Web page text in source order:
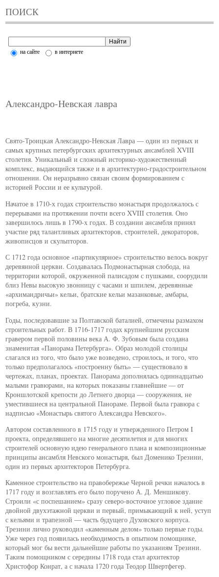
ПОИСК
на сайте в интернете
Александро-Невская лавра
Свято-Троицкая Александро-Невская Лавра — один из первых и
самых крупных петербургских архитектурных ансамблей XVIII
столетия. Уникальный и сложный историко-художественный
комплекс, выдающийся также и в архитектурно-градостроительном
отношении. Он неразрывно связан своим формированием с
историей России и ее культурой.
Начатое в 1710-х годах строительство монастыря продолжалось с
перерывами на протяжении почти всего XVIII столетия. Оно
завершилось лишь в 1790-х годах. В создании ансамбля принял
участие ряд талантливых архитекторов, строителей, декораторов,
живописцов и скульпторов.
С 1712 года основное «партикулярное» строительство велось вокруг
деревянной церкви. Создавалась Подмонастырная слобода, на
территории которой, окруженной палисадом с пушками, соорудили
близ Невы высокую звонницу с часами и шпилем, деревянные
«архимандричьи» кельи, братские кельи мазанковые, амбары,
погреба, кузни.
Годы, последовавшие за Полтавской баталией, отмечены размахом
строительных работ. В 1716-1717 годах крупнейшим русским
гравером первой половины века А. Ф. Зубовым была создана
знаменитая «Панорама Петербурга». Образ молодой столицы
слагался из того, что было уже возведено, строилось, и того, что
только предполагалось «построенну быть» — существовало в
чертежах, планах, проектах. Панорама дополнялась одиннадцатью
малыми гравюрами, на которых показаны главнейшие — от
Кроншлотской крепости до Летнего дворца — сооружения, не
уместившиеся на центральной Панораме. Первой была гравюра с
надписью «Монастырь святого Александра Невского».
Автором составленного в 1715 году и утвержденного Петром I
проекта, определявшего на многие десятилетия и для многих
строителей основную идею генерального плана и композиционные
принципы ансамбля Невского монастыря, был Доменико Трезини,
один из первых архитекторов Петербурга.
Каменное строительство на правобережье Черной речки началось в
1717 году и возглавлять его было поручено А. Д. Меншикову.
Строили «с поспешанием» сразу северо-восточное угловое здание
двойной двухэтажной церкви и первый, примыкающий к ней, уступ
с кельями и трапезной — часть будущего Духовского корпуса.
Трезини лично руководил «каменным делом» только первые годы.
Уже через год появилась необходимость в опытном помощнике,
который мог бы вести дальнейшие работы по указаниям Трезини.
Таким помощником с середины 1718 года стал архитектор
Христофор Конрат, а с начала 1720 года Теодор Швертфегер.